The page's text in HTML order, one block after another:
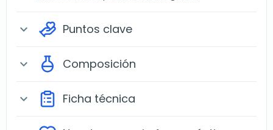
expand_more Puntos clave
expand_more Composición
expand_more Ficha técnica